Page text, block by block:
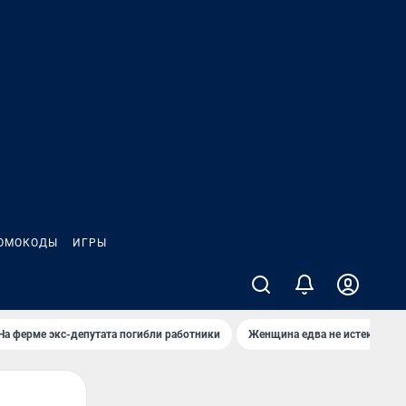
ИГРЫ
ферме экс-депутата погибли работники Женщина едва не истекла